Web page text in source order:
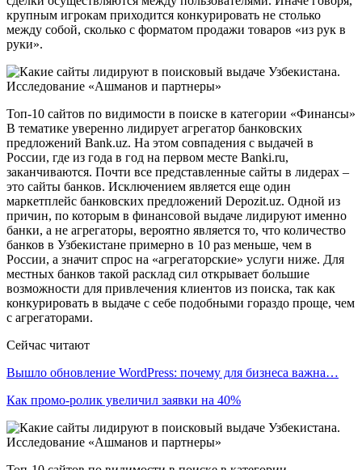
крупным игрокам приходится конкурировать не столько
между собой, сколько с форматом продажи товаров «из рук в
руки».
Топ-10 сайтов по видимости в поиске в категории «Финансы»
В тематике уверенно лидирует агрегатор банковских
предложений Bank.uz. На этом совпадения с выдачей в
России, где из года в год на первом месте Banki.ru,
заканчиваются. Почти все представленные сайты в лидерах –
это сайты банков. Исключением является еще один
маркетплейс банковских предложений Depozit.uz. Одной из
причин, по которым в финансовой выдаче лидируют именно
банки, а не агрегаторы, вероятно является то, что количество
банков в Узбекистане примерно в 10 раз меньше, чем в
России, а значит спрос на «агрегаторские» услуги ниже. Для
местных банков такой расклад сил открывает большие
возможности для привлечения клиентов из поиска, так как
конкурировать в выдаче с себе подобными гораздо проще, чем
с агрегаторами.
Сейчас читают
Вышло обновление WordPress: почему для бизнеса важна…
Как промо-ролик увеличил заявки на 40%